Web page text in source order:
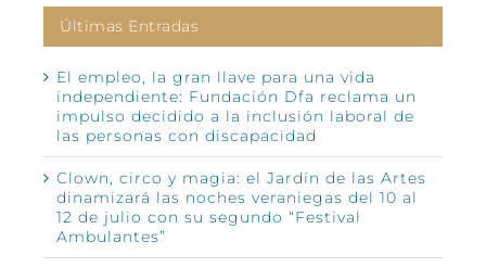
Últimas Entradas
El empleo, la gran llave para una vida
independiente: Fundación Dfa reclama un
impulso decidido a la inclusión laboral de
las personas con discapacidad
Clown, circo y magia: el Jardín de las Artes
dinamizará las noches veraniegas del 10 al
12 de julio con su segundo “Festival
Ambulantes”